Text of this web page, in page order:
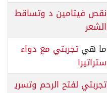
نقص فيتامين د وتساقط
الشعر
ما هيتجربتي مع دواء
ستراتيرا
تجربتي لفتح الرحم وتسري